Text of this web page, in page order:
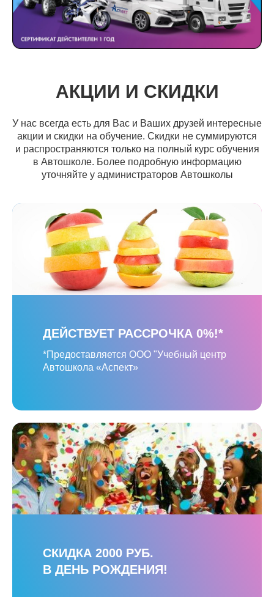
АКЦИИ И СКИДКИ
У нас всегда есть для Вас и Ваших друзей интересные
акции и скидки на обучение. Скидки не суммируются
и распространяются только на полный курс обучения
в Автошколе. Более подробную информацию
уточняйте у администраторов Автошколы
ДЕЙСТВУЕТ РАССРОЧКА 0%!*
*Предоставляется ООО "Учебный центр
Автошкола «Аспект»
СКИДКА 2000 РУБ.
В ДЕНЬ РОЖДЕНИЯ!